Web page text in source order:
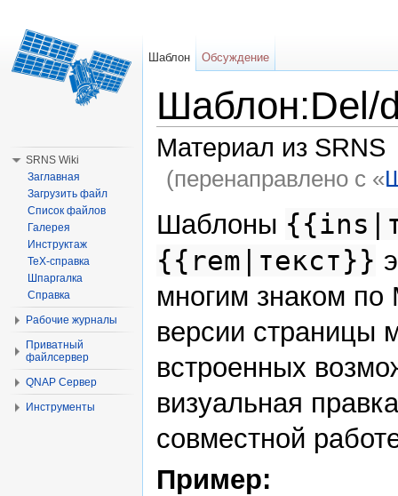
Шаблон:Del/
Материал из SRNS
(перенаправлено с «
Шаблоны
{{rem|текст}}
многим знаком
версии страницы
встроенных
визуальная
совместной
Пример:
Шаблон Обсуждение
SRNS Wiki
Заглавная
Загрузить файл
Список файлов
Галерея
Инструктаж
TeX-справка
Шпаргалка
Справка
Рабочие журналы
Приватный
файлсервер
QNAP Сервер
Инструменты